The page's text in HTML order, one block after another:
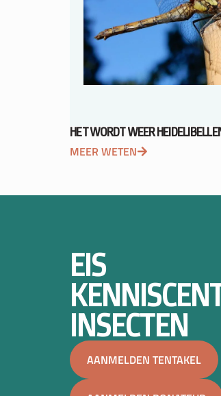
HET WORDT WEER
MEER WETEN
EIS
INSECTEN
AANMELDEN TENTAKEL